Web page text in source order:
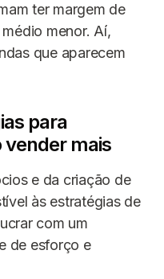
ter margem de
menor. Aí,
que aparecem
para
mais
e da criação de
às estratégias de
com um
de esforço e